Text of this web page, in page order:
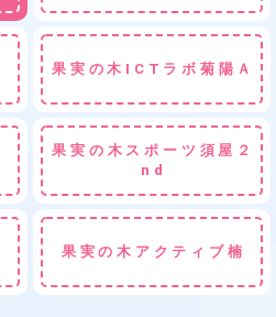
果実の木ICTラボ菊陽Ａ
果実の木スポーツ須屋２
nd
果実の木アクティブ楠